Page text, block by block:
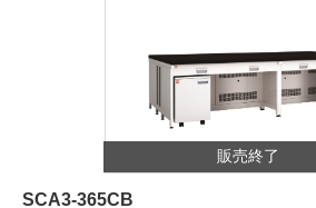
販売終了
SCA3-365CB